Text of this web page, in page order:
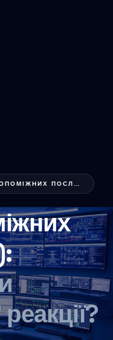
РИНОК ДОПОМІЖНИХ ПОСЛУГ (РДП): ЯК BESS ЗАРОБЛЯЄ...